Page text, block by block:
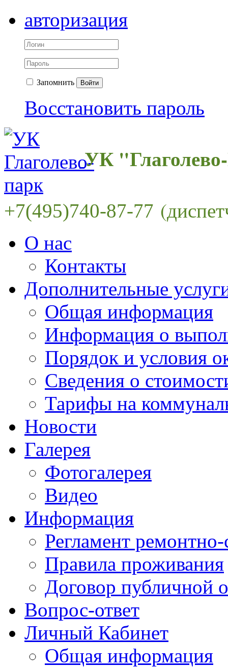
авторизация
Запомнить Войти
Восстановить пароль
УК
+7(495)740-87-77
О нас
Контакты
Дополнительные
Общая информация
Информация о
Порядок и условия
Сведения о
Тарифы на
Новости
Галерея
Фотогалерея
Видео
Информация
Регламент
Правила проживания
Договор публичной
Вопрос-ответ
Личный Кабинет
Общая информация